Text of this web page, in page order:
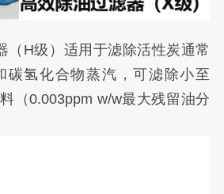
（H级）适用于滤除活性炭通常
碳氢化合物蒸汽，可滤除小至
（0.003ppm w/w最大残留油分